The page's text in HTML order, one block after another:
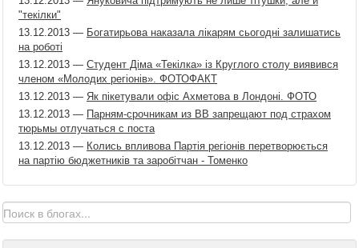
"текілки"
13.12.2013 — Богатирьова наказала лікарям сьогодні залишатись
на роботі
13.12.2013 — Студент Діма «Текілка» із Круглого столу виявився
членом «Молодих регіонів». ФОТОФАКТ
13.12.2013 — Як пікетували офіс Ахметова в Лондоні. ФОТО
13.12.2013 — Парням-срочникам из ВВ запрещают под страхом
тюрьмы отлучаться с поста
13.12.2013 — Колись впливова Партія регіонів перетворюється
на партію бюджетників та заробітчан - Томенко